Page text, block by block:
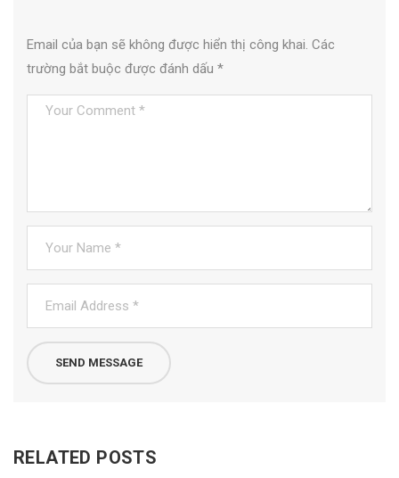
Email của bạn sẽ không được hiển thị công khai. Các
trường bắt buộc được đánh dấu *
RELATED POSTS